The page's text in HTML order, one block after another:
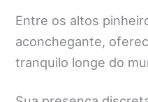
Entre os altos
aconchegante,
tranquilo longe do